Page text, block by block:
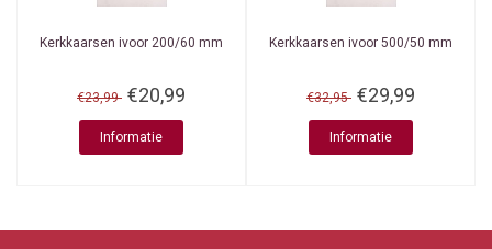
Kerkkaarsen ivoor 200/60 mm
€23,99 €20,99
Informatie
Kerkkaarsen ivoor 500/50 mm
€32,95 €29,99
Informatie